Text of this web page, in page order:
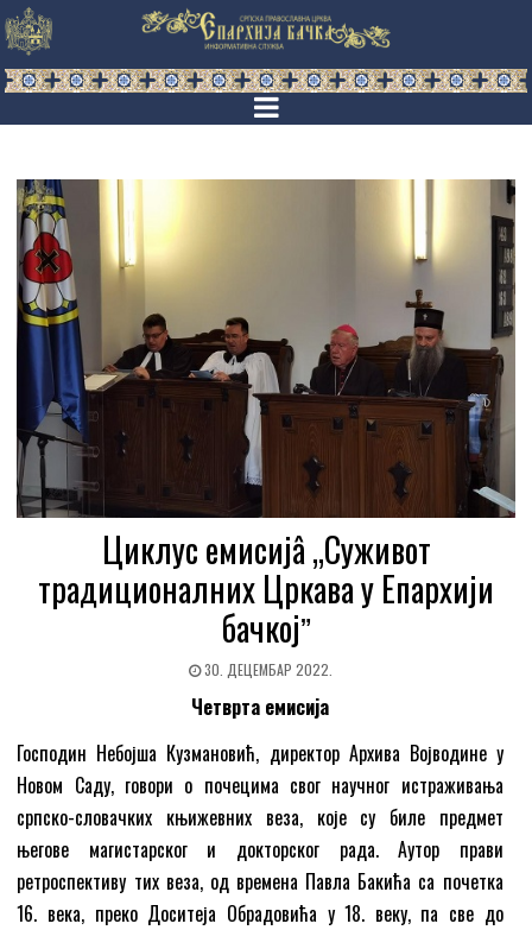
Циклус емисијâ „Суживот
традиционалних Цркава у Епархији
бачкојˮ
30. ДЕЦЕМБАР 2022.
Четврта емисија
Господин Небојша Кузмановић, директор Архива Војводине у
Новом Саду, говори о почецима свог научног истраживања
српско-словачких књижевних веза, које су биле предмет
његове магистарског и докторског рада. Аутор прави
ретроспективу тих веза, од времена Павла Бакића са почетка
16. века, преко Доситеја Обрадовића у 18. веку, па све до